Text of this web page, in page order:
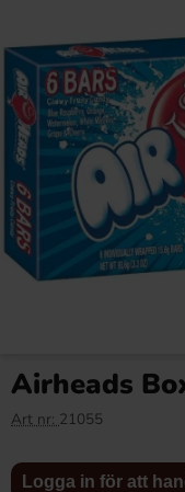
Airheads
Art nr: 21055
Logga in för att